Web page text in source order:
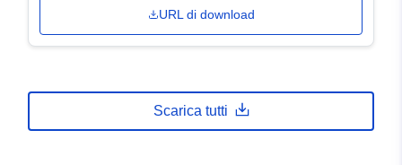
URL di download
Scarica tutti